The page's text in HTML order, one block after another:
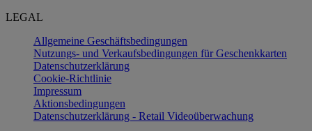
LEGAL
Allgemeine Geschäftsbedingungen
Nutzungs- und Verkaufsbedingungen für Geschenkkarten
Datenschutzerklärung
Cookie-Richtlinie
Impressum
Aktionsbedingungen
Datenschutzerklärung - Retail Videoüberwachung